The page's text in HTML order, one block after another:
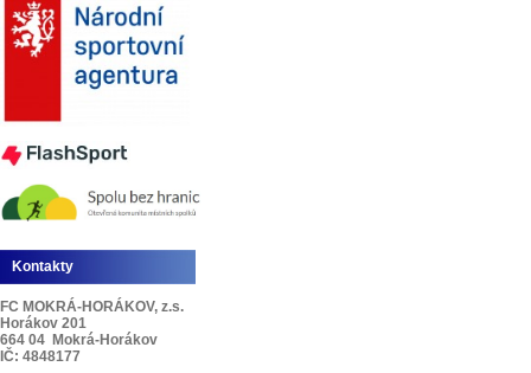
Kontakty
FC MOKRÁ-HORÁKOV, z.s.
Horákov 201
664 04 Mokrá-Horákov
IČ: 4848177